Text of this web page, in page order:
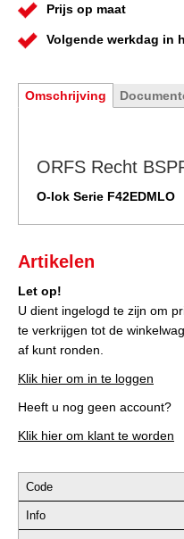
Prijs op maat
Volgende werkdag in
Omschrijving
ORFS Recht
O-lok Serie F42EDMLO
Artikelen
Let op!
U dient ingelogd te zijn om
te verkrijgen tot de
af kunt ronden.
Klik hier om in te loggen
Heeft u nog geen account?
Klik hier om klant te worden
Code
Info